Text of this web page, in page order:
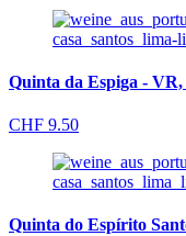
Quinta da Espiga - VR,
CHF 9.50
Quinta do Espírito